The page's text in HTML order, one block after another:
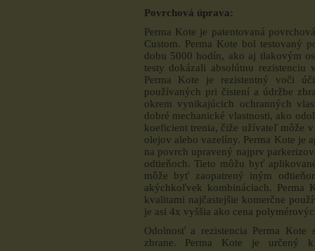
Povrchová úprava:
Perma Kote je patentovaná
Custom. Perma Kote bol testovaný
dobu 5000 hodín, ako aj tlakovým
testy dokázali absolútnu
Perma Kote je rezistentný voči
používaných pri čistení a údržbe
okrem vynikajúcich ochranných
dobré mechanické vlastnosti, ako
koeficient trenia, čiže užívateľ môže
olejov alebo vazelíny. Perma Kote je
na povrch upravený najprv
odtieňoch. Tieto môžu byť
môže byť zaopatrený iným
akýchkoľvek kombináciach. Perma
kvalitami najčastejšie komerčne
je asi 4x vyššia ako cena
Odolnosť a rezistencia Perma
zbrane. Perma Kote je určený k